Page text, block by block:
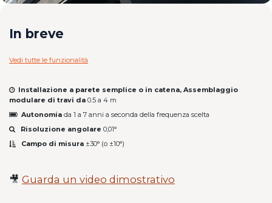
In breve
Vedi tutte le funzionalità
Installazione a parete semplice o in catena, Assemblaggio
modulare di travi da 0.5 a 4 m
Autonomia da 1 a 7 anni a seconda della frequenza scelta
Risoluzione angolare 0,01°
Campo di misura ±30° (o ±10°)
🎥 Guarda un video dimostrativo